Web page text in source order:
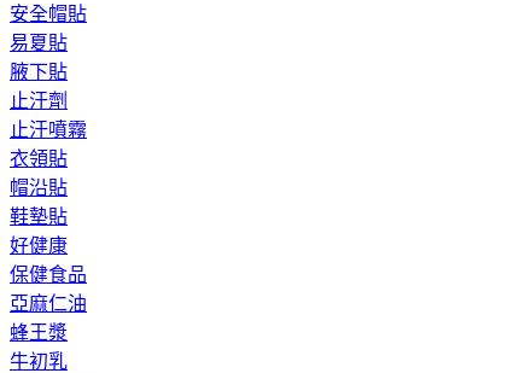
安全帽貼
易夏貼
腋下貼
止汗劑
止汗噴霧
衣領貼
帽沿貼
鞋墊貼
好健康
保健食品
亞麻仁油
蜂王漿
牛初乳